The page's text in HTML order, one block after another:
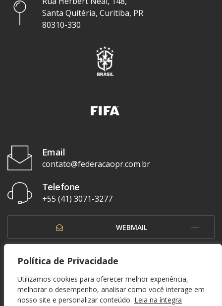
Política de Privacidade
Utilizamos cookies para oferecer melhor experiência,
melhorar o desempenho, analisar como você interage em
nosso site e personalizar conteúdo. Leia na íntegra
Santa Quitéria, Curitiba, PR
80310-330
Email
contato@federacaopr.com.br
Telefone
+55 (41) 3071-3277
WEBMAIL
OUVIDORIA
© 1937 - 2026. Federação Paranaense de Futebol. Todos os direitos reservados. By